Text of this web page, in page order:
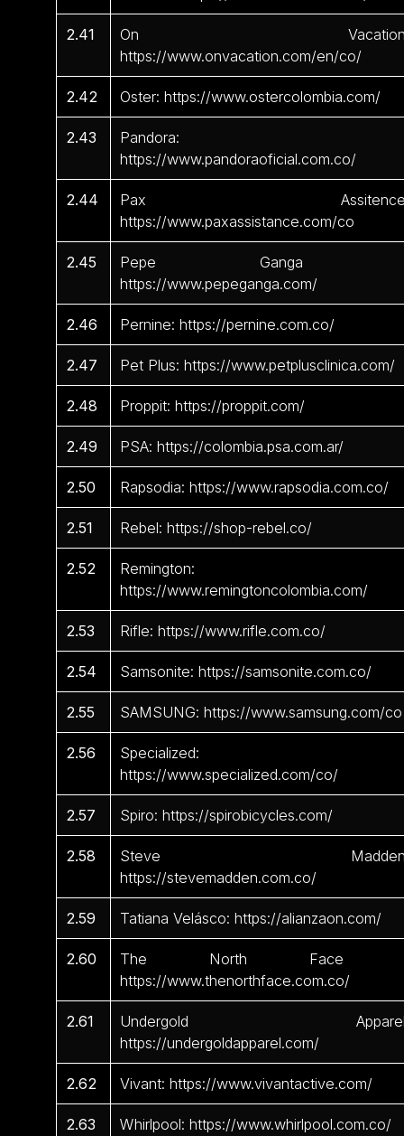
2.41
On
https://www.onvacation.com/en/co/
2.42 Oster: https://www.ostercolombia.com/
2.43
Pandora:
https://www.pandoraoficial.com.co/
2.44
Pax
https://www.paxassistance.com/co
2.45
Pepe Ganga
https://www.pepeganga.com/
2.46 Pernine: https://pernine.com.co/
2.47 Pet Plus: https://www.petplusclinica.com/
2.48 Proppit: https://proppit.com/
2.49 PSA: https://colombia.psa.com.ar/
2.50 Rapsodia: https://www.rapsodia.com.co/
2.51 Rebel: https://shop-rebel.co/
2.52
Remington:
https://www.remingtoncolombia.com/
2.53 Rifle: https://www.rifle.com.co/
2.54 Samsonite: https://samsonite.com.co/
2.55 SAMSUNG: https://www.samsung.com/co
2.56
Specialized:
https://www.specialized.com/co/
2.57 Spiro: https://spirobicycles.com/
2.58
Steve
https://stevemadden.com.co/
2.59 Tatiana Velásco: https://alianzaon.com/
2.60
The North Face
https://www.thenorthface.com.co/
2.61
Undergold
https://undergoldapparel.com/
2.62 Vivant: https://www.vivantactive.com/
2.63 Whirlpool: https://www.whirlpool.com.co/